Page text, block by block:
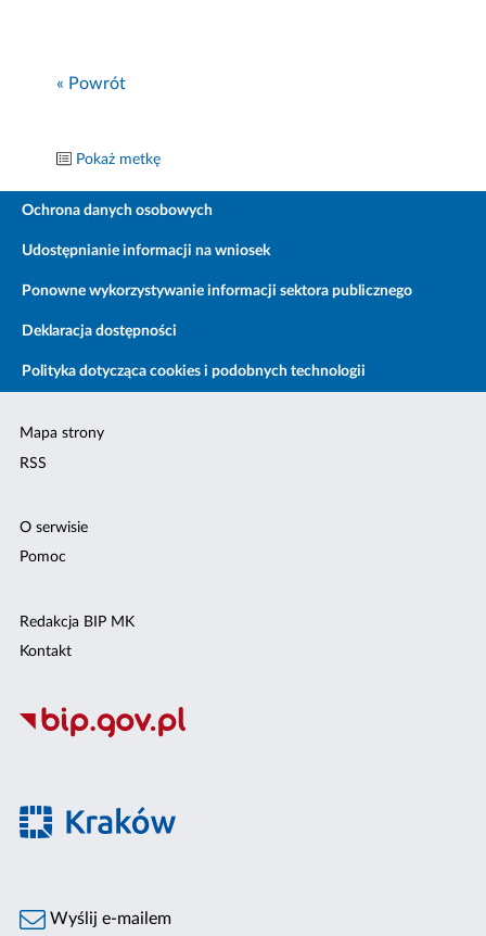
« Powrót
Pokaż metkę
Ochrona danych osobowych
Udostępnianie informacji na wniosek
Ponowne wykorzystywanie informacji sektora publicznego
Deklaracja dostępności
Polityka dotycząca cookies i podobnych technologii
Mapa strony
RSS
O serwisie
Pomoc
Redakcja BIP MK
Kontakt
Wyślij e-mailem